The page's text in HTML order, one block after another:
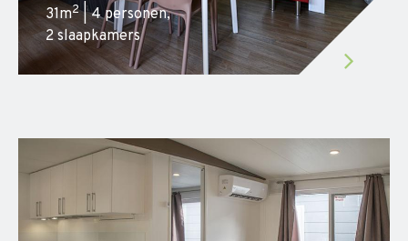
31m2| 4 personen,
2 slaapkamers